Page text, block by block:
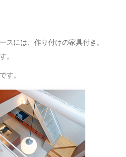
スには、作り付けの家具付き。
。
す。